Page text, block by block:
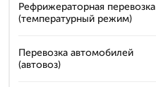
Рефрижераторная перевозка
(температурный режим)
Перевозка автомобилей
(автовоз)